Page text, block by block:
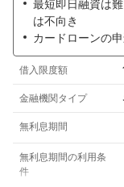
最短即日融資は
は不向き
カードローンの
借入限度額
金融機関タイプ
無利息期間
無利息期間の利用条
件